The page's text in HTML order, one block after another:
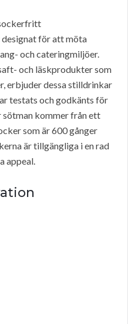
för att möta
och cateringmiljöer.
och läskprodukter som
erbjuder dessa stilldrinkar
testats och godkänts för
kommer från ett
som är 600 gånger
är tillgängliga i en rad
appeal.